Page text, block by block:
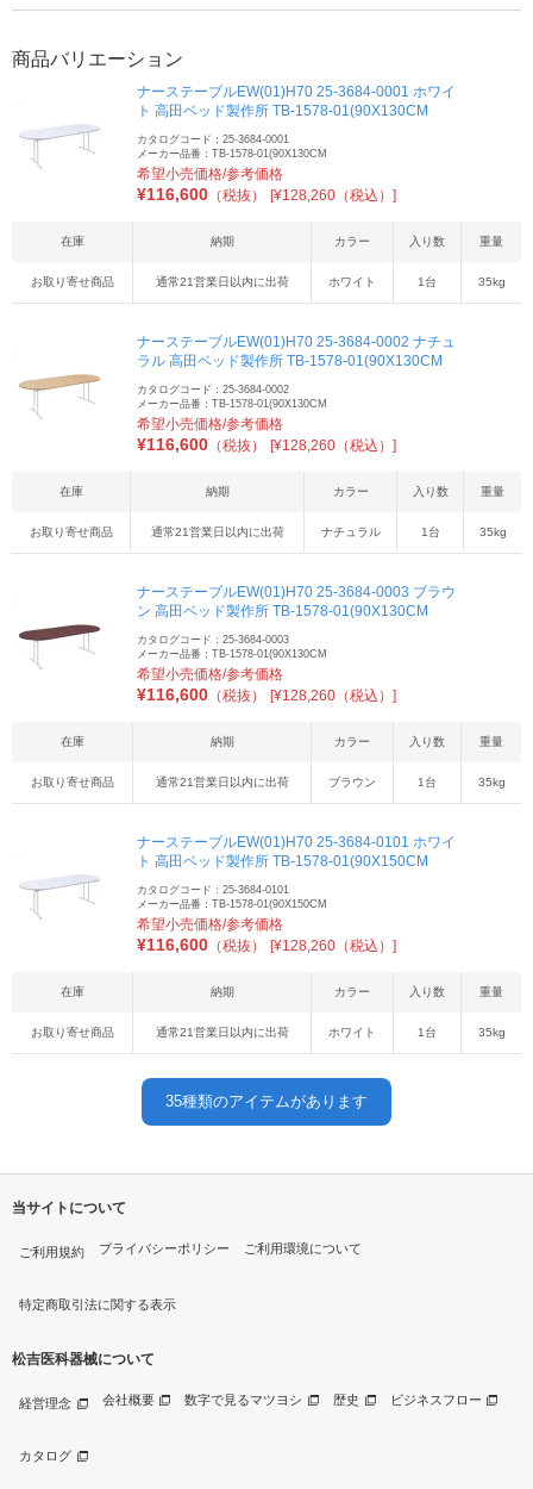
商品バリエーション
ナーステーブルEW(01)H70 25-3684-0001 ホワイ
ト 高田ベッド製作所 TB-1578-01(90X130CM
カタログコード：25-3684-0001
メーカー品番：TB-1578-01(90X130CM
希望小売価格/参考価格
¥116,600 （税抜） [¥128,260（税込）]
在庫 納期 カラー 入り数 重量
お取り寄せ商品 通常21営業日以内に出荷 ホワイト 1台 35kg
ナーステーブルEW(01)H70 25-3684-0002 ナチュ
ラル 高田ベッド製作所 TB-1578-01(90X130CM
カタログコード：25-3684-0002
メーカー品番：TB-1578-01(90X130CM
希望小売価格/参考価格
¥116,600 （税抜） [¥128,260（税込）]
在庫 納期 カラー 入り数 重量
お取り寄せ商品 通常21営業日以内に出荷 ナチュラル 1台 35kg
ナーステーブルEW(01)H70 25-3684-0003 ブラウ
ン 高田ベッド製作所 TB-1578-01(90X130CM
カタログコード：25-3684-0003
メーカー品番：TB-1578-01(90X130CM
希望小売価格/参考価格
¥116,600 （税抜） [¥128,260（税込）]
在庫 納期 カラー 入り数 重量
お取り寄せ商品 通常21営業日以内に出荷 ブラウン 1台 35kg
ナーステーブルEW(01)H70 25-3684-0101 ホワイ
ト 高田ベッド製作所 TB-1578-01(90X150CM
カタログコード：25-3684-0101
メーカー品番：TB-1578-01(90X150CM
希望小売価格/参考価格
¥116,600 （税抜） [¥128,260（税込）]
在庫 納期 カラー 入り数 重量
お取り寄せ商品 通常21営業日以内に出荷 ホワイト 1台 35kg
35種類のアイテムがあります
当サイトについて
ご利用規約 プライバシーポリシー ご利用環境について
特定商取引法に関する表示
松吉医科器械について
経営理念 会社概要 数字で見るマツヨシ 歴史 ビジネスフロー
カタログ